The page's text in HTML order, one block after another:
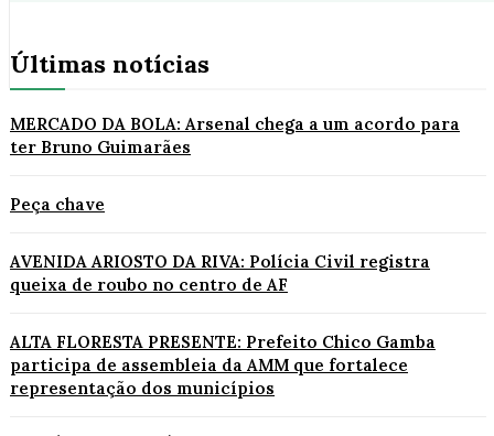
Últimas notícias
MERCADO DA BOLA: Arsenal chega a um acordo para
ter Bruno Guimarães
Peça chave
AVENIDA ARIOSTO DA RIVA: Polícia Civil registra
queixa de roubo no centro de AF
ALTA FLORESTA PRESENTE: Prefeito Chico Gamba
participa de assembleia da AMM que fortalece
representação dos municípios